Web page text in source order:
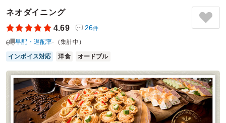
も良く非常に良かったお弁当でした。事前に電子レンジの有
無等も確認しましたが、このお弁当を使う上ではかなり注意
が必要な点かと思います。
参加者の年齢：－ 男女比：
－
東京都世田谷区瀬田2026/05/10
エンシアの口コミをもっと見る
ネオダイニング
4.69
26件
早配・遅配率-（集計中）
インボイス対応 洋食 オードブル